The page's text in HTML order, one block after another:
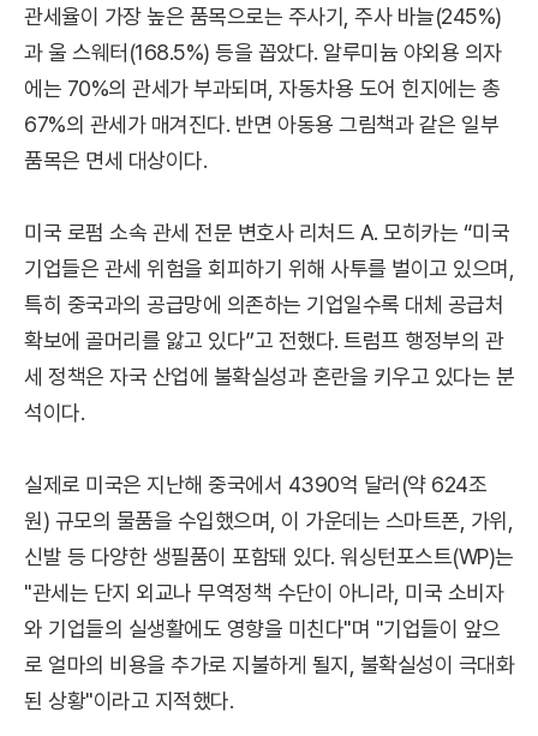
관세율이 가장 높은 품목으로는 주사기, 주사 바늘(245%)
과 울 스웨터(168.5%) 등을 꼽았다. 알루미늄 야외용 의자
에는 70%의 관세가 부과되며, 자동차용 도어 힌지에는 총
67%의 관세가 매겨진다. 반면 아동용 그림책과 같은 일부
품목은 면세 대상이다.
미국 로펌 소속 관세 전문 변호사 리처드 A. 모히카는 “미국
기업들은 관세 위험을 회피하기 위해 사투를 벌이고 있으며,
특히 중국과의 공급망에 의존하는 기업일수록 대체 공급처
확보에 골머리를 앓고 있다”고 전했다. 트럼프 행정부의 관
세 정책은 자국 산업에 불확실성과 혼란을 키우고 있다는 분
석이다.
실제로 미국은 지난해 중국에서 4390억 달러(약 624조
원) 규모의 물품을 수입했으며, 이 가운데는 스마트폰, 가위,
신발 등 다양한 생필품이 포함돼 있다. 워싱턴포스트(WP)는
"관세는 단지 외교나 무역정책 수단이 아니라, 미국 소비자
와 기업들의 실생활에도 영향을 미친다"며 "기업들이 앞으
로 얼마의 비용을 추가로 지불하게 될지, 불확실성이 극대화
된 상황"이라고 지적했다.